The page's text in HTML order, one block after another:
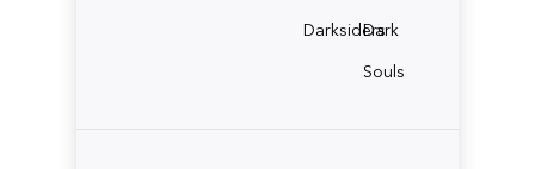
Darksiders
Dark
Souls